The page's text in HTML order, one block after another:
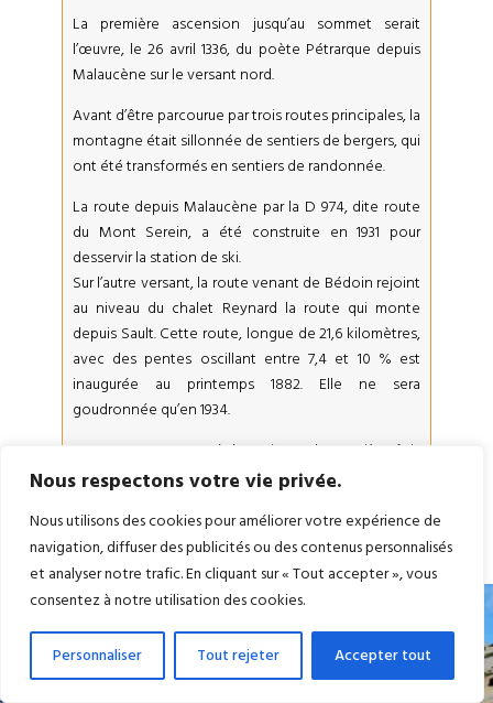
Nous respectons votre vie privée.
Nous utilisons des cookies pour améliorer votre expérience de
navigation, diffuser des publicités ou des contenus personnalisés
et analyser notre trafic. En cliquant sur « Tout accepter », vous
consentez à notre utilisation des cookies.
Personnaliser Tout rejeter Accepter tout
La première ascension jusqu’au sommet serait
l’œuvre, le 26 avril 1336, du poète Pétrarque depuis
Malaucène sur le versant nord.
Avant d’être parcourue par trois routes principales, la
montagne était sillonnée de sentiers de bergers, qui
ont été transformés en sentiers de randonnée.
La route depuis Malaucène par la D 974, dite route
du Mont Serein, a été construite en 1931 pour
desservir la station de ski.
Sur l’autre versant, la route venant de Bédoin rejoint
au niveau du chalet Reynard la route qui monte
depuis Sault. Cette route, longue de 21,6 kilomètres,
avec des pentes oscillant entre 7,4 et 10 % est
inaugurée au printemps 1882. Elle ne sera
goudronnée qu’en 1934.
Le Mont-Ventoux a été gravi pour la première fois
par les coureurs du Tour de France 1951. Depuis, le col
étapes.